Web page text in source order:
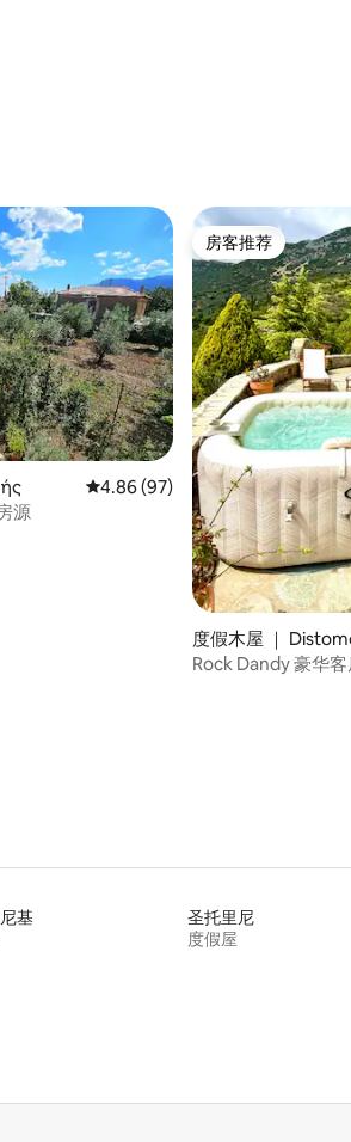
条评价
条评价
平均评分 4.86 分（满分 5 分），
4.86 (97)
源
房客推荐
房客推荐
度假木屋 ｜
ntikira
Rock Dandy 豪华
基
圣托里尼
度假屋